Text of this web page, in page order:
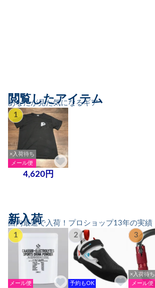
あなたが見た気になるギア
閲覧したアイテム
1
×入荷待ち
メール便
4,620円
国内最速で入荷！プロショップ13年の実績
新入荷
1
メール便
2
予約もOK
3
×入荷待ち
メール便